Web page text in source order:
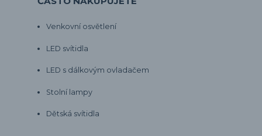
Venkovní osvětlení
LED svítidla
LED s dálkovým ovladačem
Stolní lampy
Dětská svítidla